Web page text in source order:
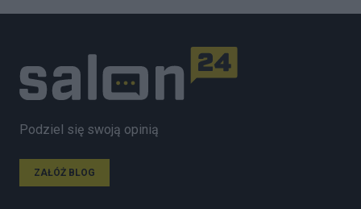
Podziel się swoją opinią
ZAŁÓŻ BLOG